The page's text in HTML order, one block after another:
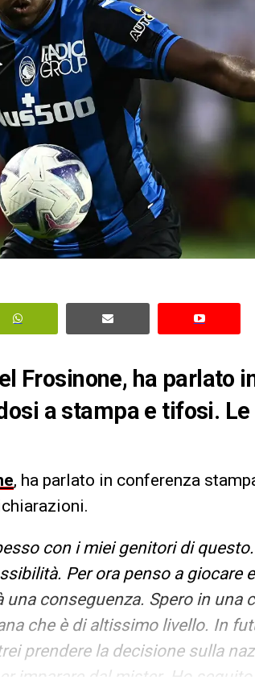
Frosinone, ha parlato
a stampa e tifosi. Le
, ha parlato in conferenza
con i miei genitori di
Per ora penso a giocare
una conseguenza. Spero in una
che è di altissimo livello. In
prendere la decisione sulla